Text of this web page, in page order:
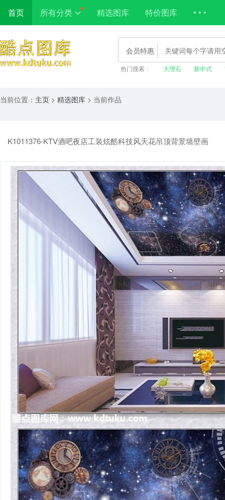
首页 所有分类 精选图库 特价图库 • • •
会员特惠
热门搜索： 大理石 新中式
当前位置： 主页 > 精选图库 > 当前作品
K1011376-KTV酒吧夜店工装炫酷科技风天花吊顶背景墙壁画